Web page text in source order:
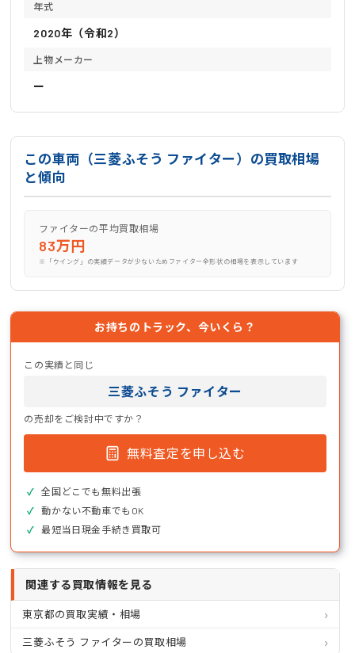
年式
2020年（令和2）
上物メーカー
ー
この車両（三菱ふそう ファイター）の買取相場
と傾向
ファイターの平均買取相場
83万円
※「ウイング」の実績データが少ないためファイター全形状の相場を表示しています
お持ちのトラック、今いくら？
この実績と同じ
三菱ふそう ファイター
の売却をご検討中ですか？
無料査定を申し込む
全国どこでも無料出張
動かない不動車でもOK
最短当日現金手続き買取可
関連する買取情報を見る
東京都の買取実績・相場
三菱ふそう ファイターの買取相場